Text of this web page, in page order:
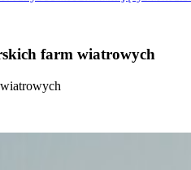
farm wiatrowych